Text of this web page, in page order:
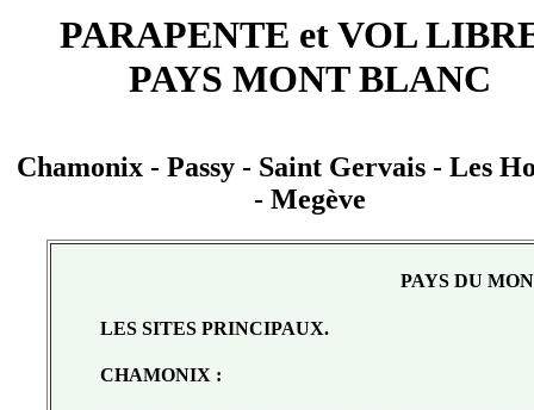
PARAPENTE et VOL
PAYS MONT BLANC
Chamonix - Passy - Saint Gervais - Les
- Megève
PAYS DU
LES SITES PRINCIPAUX.
CHAMONIX :